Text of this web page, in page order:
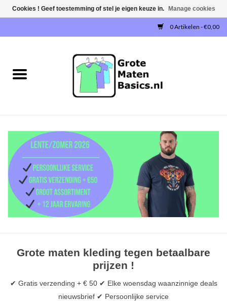
0 Artikelen - €0,00
NIEUW!
SWEATERS / SWEATVESTEN
POLOSHIRTS
JOGGINGBROEKEN
OVERHEMDEN
Grote maten kleding tegen betaalbare
prijzen !
✔ Gratis verzending + € 50 ✔ Elke woensdag waanzinnige deals
nieuwsbrief ✔ Persoonlijke service
Cookies ! Geef toestemming of stel je eigen keuze in. Manage cookies